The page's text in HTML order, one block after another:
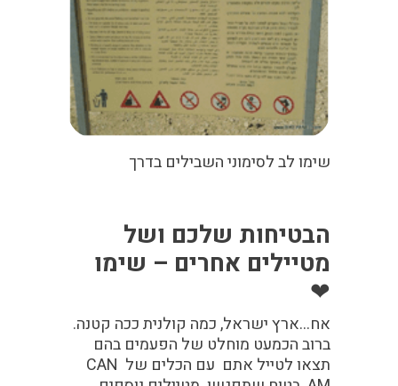
שימו לב לסימוני השבילים בדרך
הבטיחות שלכם ושל
מטיילים אחרים – שימו
❤
אח…ארץ ישראל, כמה קולנית ככה קטנה.
ברוב הכמעט מוחלט של הפעמים בהם
תצאו לטייל אתם עם הכלים של CAN